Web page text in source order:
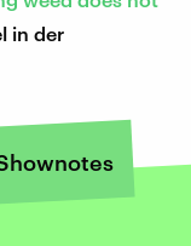
in der